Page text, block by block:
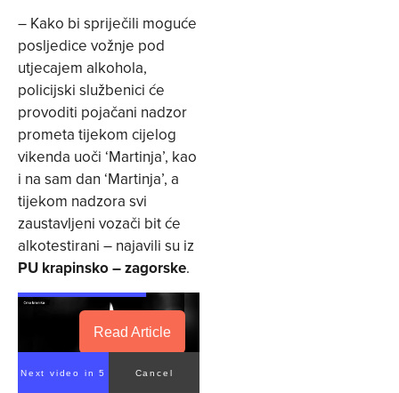
– Kako bi spriječili moguće
posljedice vožnje pod
utjecajem alkohola,
policijski službenici će
provoditi pojačani nadzor
prometa tijekom cijelog
vikenda uoči ‘Martinja’, kao
i na sam dan ‘Martinja’, a
tijekom nadzora svi
zaustavljeni vozači bit će
alkotestirani – najavili su iz
PU krapinsko – zagorske.
Read Article
Next video in 4 Cancel